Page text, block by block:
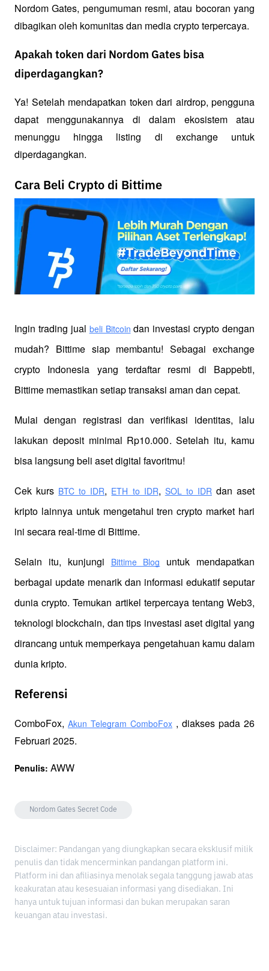
Nordom Gates, pengumuman resmi, atau bocoran yang
dibagikan oleh komunitas dan media crypto terpercaya.
Apakah token dari Nordom Gates bisa
diperdagangkan?
Ya! Setelah mendapatkan token dari airdrop, pengguna
dapat menggunakannya di dalam ekosistem atau
menunggu hingga listing di exchange untuk
diperdagangkan.
Cara Beli Crypto di Bittime
Ingin trading jual beli Bitcoin dan investasi crypto dengan
mudah? Bittime siap membantu! Sebagai exchange
crypto Indonesia yang terdaftar resmi di Bappebti,
Bittime memastikan setiap transaksi aman dan cepat.
Mulai dengan registrasi dan verifikasi identitas, lalu
lakukan deposit minimal Rp10.000. Setelah itu, kamu
bisa langsung beli aset digital favoritmu!
Cek kurs BTC to IDR, ETH to IDR, SOL to IDR dan aset
kripto lainnya untuk mengetahui tren crypto market hari
ini secara real-time di Bittime.
Selain itu, kunjungi Bittime Blog
untuk mendapatkan
berbagai update menarik dan informasi edukatif seputar
dunia crypto. Temukan artikel terpercaya tentang Web3,
teknologi blockchain, dan tips investasi aset digital yang
dirancang untuk memperkaya pengetahuan kamu dalam
dunia kripto.
Referensi
ComboFox, Akun Telegram ComboFox , diakses pada 26
Februari 2025.
Penulis: AWW
Nordom Gates Secret Code
Disclaimer: Pandangan yang diungkapkan secara eksklusif milik
penulis dan tidak mencerminkan pandangan platform ini.
Platform ini dan afiliasinya menolak segala tanggung jawab atas
keakuratan atau kesesuaian informasi yang disediakan. Ini
hanya untuk tujuan informasi dan bukan merupakan saran
keuangan atau investasi.